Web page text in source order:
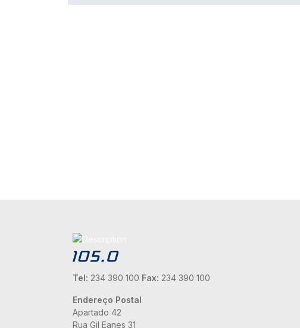
Tel: 234 390 100 Fax: 234 390 100
Endereço Postal
Apartado 42
Rua Gil Eanes 31